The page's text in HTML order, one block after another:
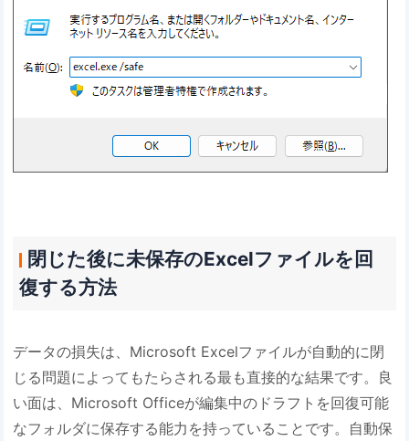
閉じた後に未保存のExcelファイルを回
復する方法
データの損失は、Microsoft Excelファイルが自動的に閉
じる問題によってもたらされる最も直接的な結果です。良
い面は、Microsoft Officeが編集中のドラフトを回復可能
なフォルダに保存する能力を持っていることです。自動保